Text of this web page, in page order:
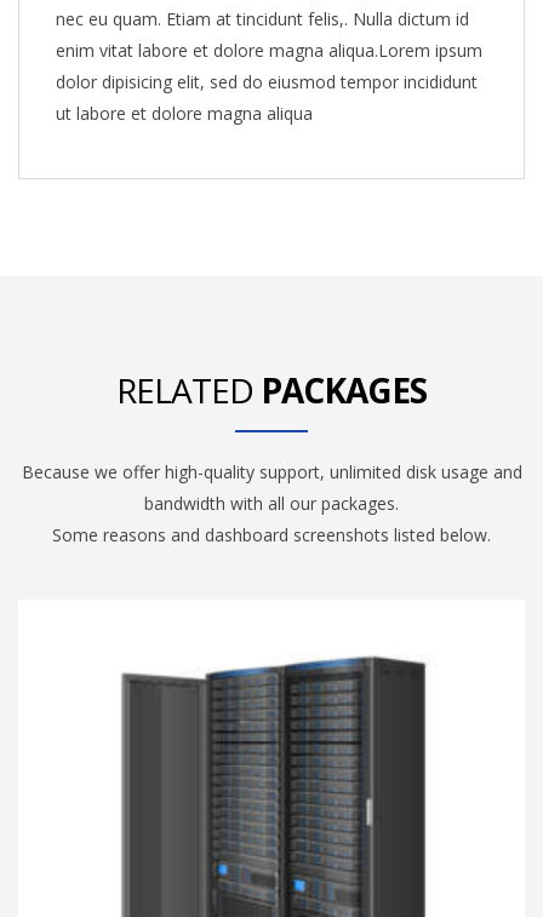
nec eu quam. Etiam at tincidunt felis,. Nulla dictum id
enim vitat labore et dolore magna aliqua.Lorem ipsum
dolor dipisicing elit, sed do eiusmod tempor incididunt
ut labore et dolore magna aliqua
RELATED PACKAGES
Because we offer high-quality support, unlimited disk usage and
bandwidth with all our packages.
Some reasons and dashboard screenshots listed below.